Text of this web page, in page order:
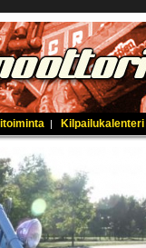
| Kilpailukalenteri